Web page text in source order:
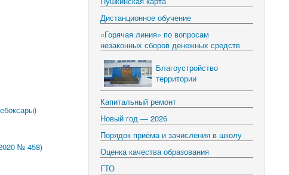
№ 458)
Дистанционное обучение
«Горячая линия» по вопросам
незаконных сборов денежных средств
Благоустройство
территории
Капитальный ремонт
Новый год — 2026
Порядок приёма и зачисления в школу
Оценка качества образования
ГТО